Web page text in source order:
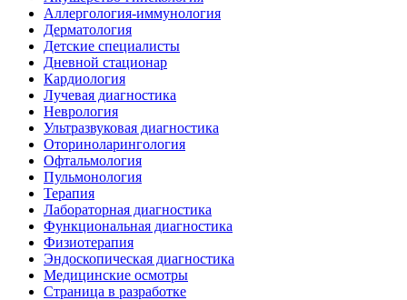
Аллергология-иммунология
Дерматология
Детские специалисты
Дневной стационар
Кардиология
Лучевая диагностика
Неврология
Ультразвуковая диагностика
Оториноларингология
Офтальмология
Пульмонология
Терапия
Лабораторная диагностика
Функциональная диагностика
Физиотерапия
Эндоскопическая диагностика
Медицинские осмотры
Страница в разработке